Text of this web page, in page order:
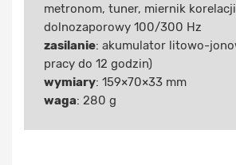
metronom, tuner, miernik
dolnozaporowy 100/300 Hz
zasilanie: akumulator litowo-
pracy do 12 godzin)
wymiary: 159×70×33 mm
waga: 280 g